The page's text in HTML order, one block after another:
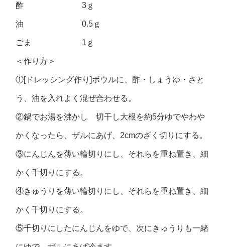
酢 3ｇ
油 0.5ｇ
ごま 1ｇ
＜作り方＞
①[ドレッシング作り]ボウルに、酢・しょうゆ・さと
う、油を入れよく混ぜ合わせる。
②鍋でお湯を沸かし 切干し大根を約5分ゆでやわや
かくなったら、ザルにあげ、2cmのざく切りにする。
③にんじんを薄い輪切りにし、それらを重ね置き、細
かく千切りにする。
④きゅうりを薄い輪切りにし、それらを重ね置き、細
かく千切りにする。
⑤千切りにしたにんじんをゆで、次にきゅうりも一緒